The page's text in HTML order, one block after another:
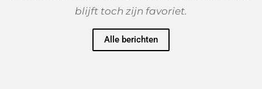
blijft toch zijn favoriet.
Alle berichten